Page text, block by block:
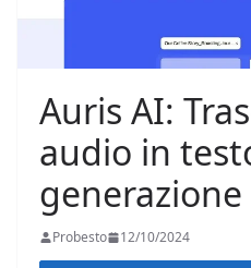
Auris AI:
audio in
Probesto 12/10/2024